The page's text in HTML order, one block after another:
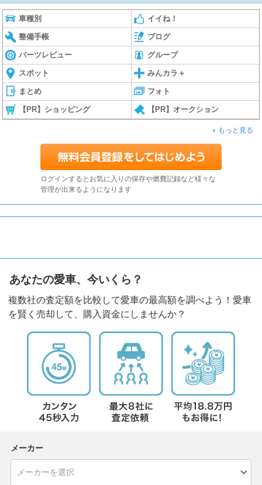
車種別 イイね！
整備手帳 ブログ
パーツレビュー グループ
スポット みんカラ＋
まとめ フォト
【PR】ショッピング 【PR】オークション
もっと見る
ログインするとお気に入りの保存や燃費記録など様々な
管理が出来るようになります
あなたの愛車、今いくら？
複数社の査定額を比較して愛車の最高額を調べよう！愛車
を賢く売却して、購入資金にしませんか？
メーカー